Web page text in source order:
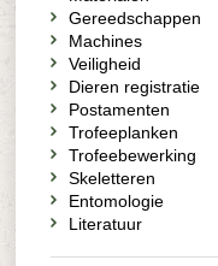
Gereedschappen
Machines
Veiligheid
Dieren registratie
Postamenten
Trofeeplanken
Trofeebewerking
Skeletteren
Entomologie
Literatuur